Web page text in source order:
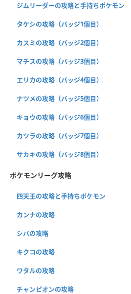
ジムリーダーの攻略と手持ちポケモン
タケシの攻略（バッジ1個目）
カスミの攻略（バッジ2個目）
マチスの攻略（バッジ3個目）
エリカの攻略（バッジ4個目）
ナツメの攻略（バッジ5個目）
キョウの攻略（バッジ6個目）
カツラの攻略（バッジ7個目）
サカキの攻略（バッジ8個目）
ポケモンリーグ攻略
四天王の攻略と手持ちポケモン
カンナの攻略
シバの攻略
キクコの攻略
ワタルの攻略
チャンピオンの攻略